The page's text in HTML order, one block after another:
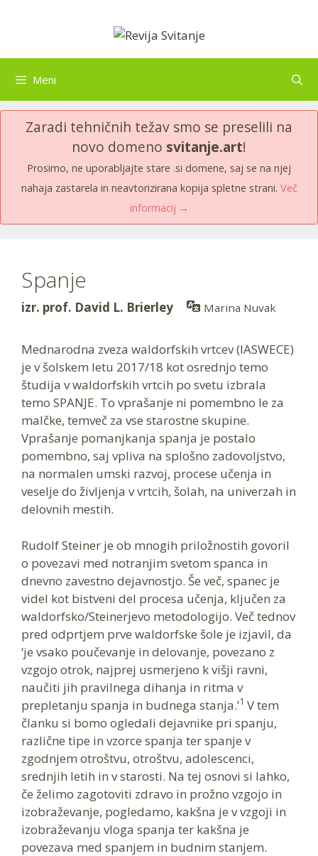
Meni
Zaradi tehničnih težav smo se preselili na
novo domeno svitanje.art!
Prosimo, ne uporabljajte stare .si domene, saj se na njej
nahaja zastarela in neavtorizirana kopija spletne strani. Več
informacij →
Spanje
izr. prof. David L. Brierley Marina Nuvak
Mednarodna zveza waldorfskih vrtcev (IASWECE)
je v šolskem letu 2017/18 kot osrednjo temo
študija v waldorfskih vrtcih po svetu izbrala
temo SPANJE. To vprašanje ni pomembno le za
malčke, temveč za vse starostne skupine.
Vprašanje pomanjkanja spanja je postalo
pomembno, saj vpliva na splošno zadovoljstvo,
na normalen umski razvoj, procese učenja in
veselje do življenja v vrtcih, šolah, na univerzah in
delovnih mestih.
Rudolf Steiner je ob mnogih priložnostih govoril
o povezavi med notranjim svetom spanca in
dnevno zavestno dejavnostjo. Še več, spanec je
videl kot bistveni del procesa učenja, ključen za
waldorfsko/Steinerjevo metodologijo. Več tednov
pred odprtjem prve waldorfske šole je izjavil, da
‘je vsako poučevanje in delovanje, povezano z
vzgojo otrok, najprej usmerjeno k višji ravni,
naučiti jih pravilnega dihanja in ritma v
prepletanju spanja in budnega stanja.’1 V tem
članku si bomo ogledali dejavnike pri spanju,
različne tipe in vzorce spanja ter spanje v
zgodnjem otroštvu, otroštvu, adolescenci,
srednjih letih in v starosti. Na tej osnovi si lahko,
če želimo zagotoviti zdravo in prožno vzgojo in
izobraževanje, pogledamo, kakšna je v vzgoji in
izobraževanju vloga spanja ter kakšna je
povezava med spanjem in budnim stanjem.